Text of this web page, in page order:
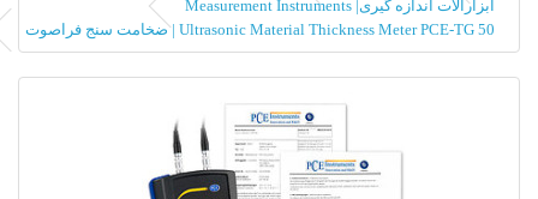
ابزارآلات اندازه گیری| Measurement Instruments
Ultrasonic Material Thickness Meter PCE-TG 50 | ضخامت سنج فراصوت